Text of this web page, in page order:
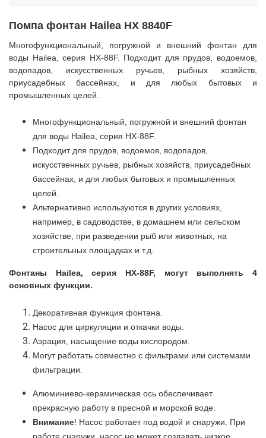
Помпа фонтан Hailea HX 8840F
Многофункциональный, погружной и внешний фонтан для
воды Hailea, серия HX-88F. Подходит для прудов, водоемов,
водопадов, искусственных ручьев, рыбных хозяйств,
приусадебных бассейнах, и для любых бытовых и
промышленных целей.
Многофункциональный, погружной и внешний фонтан
для воды Hailea, серия HX-88F.
Подходит для прудов, водоемов, водопадов,
искусственных ручьев, рыбных хозяйств, приусадебных
бассейнах, и для любых бытовых и промышленных
целей.
Альтернативно используются в других условиях,
например, в садоводстве, в домашнем или сельском
хозяйстве, при разведении рыб или животных, на
строительных площадках и т.д.
Фонтаны Hailea, серия HX-88F, могут выполнять 4
основных функции.
Декоративная функция фонтана.
Насос для циркуляции и откачки воды.
Аэрация, насыщение воды кислородом.
Могут работать совместно с фильтрами или системами
фильтрации.
Алюминиево-керамическая ось обеспечивает
прекрасную работу в пресной и морской воде.
Внимание! Насос работает под водой и снаружи. При
работе снаружи, насос не может создавать низкое